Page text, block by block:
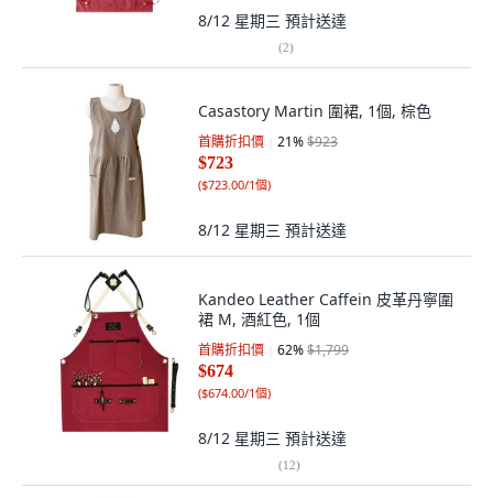
8/12 星期三 預計送達
(2)
Casastory Martin 圍裙, 1個, 棕色
首購折扣價 21%$923
$723
($723.00/1個)
8/12 星期三 預計送達
Kandeo Leather Caffein 皮革丹寧圍
裙 M, 酒紅色, 1個
首購折扣價 62%$1,799
$674
($674.00/1個)
8/12 星期三 預計送達
(12)